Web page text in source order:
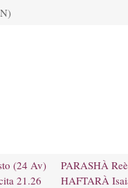
(24 Av)
21.26
PARASHÀ
HAFTARÀ